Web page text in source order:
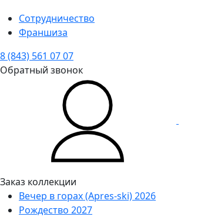
Сотрудничество
Франшиза
8 (843) 561 07 07
Обратный звонок
Заказ коллекции
Вечер в горах (Apres-ski) 2026
Рождество 2027